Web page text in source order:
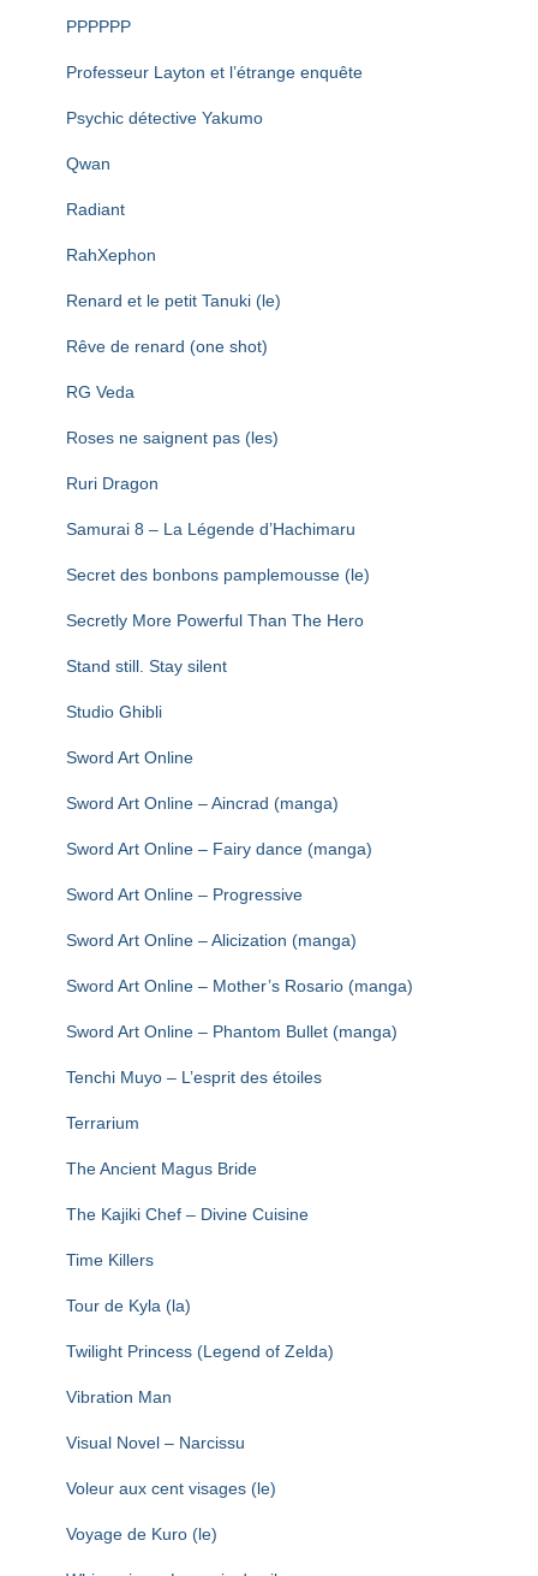
PPPPPP
Professeur Layton et l’étrange enquête
Psychic détective Yakumo
Qwan
Radiant
RahXephon
Renard et le petit Tanuki (le)
Rêve de renard (one shot)
RG Veda
Roses ne saignent pas (les)
Ruri Dragon
Samurai 8 – La Légende d’Hachimaru
Secret des bonbons pamplemousse (le)
Secretly More Powerful Than The Hero
Stand still. Stay silent
Studio Ghibli
Sword Art Online
Sword Art Online – Aincrad (manga)
Sword Art Online – Fairy dance (manga)
Sword Art Online – Progressive
Sword Art Online – Alicization (manga)
Sword Art Online – Mother’s Rosario (manga)
Sword Art Online – Phantom Bullet (manga)
Tenchi Muyo – L’esprit des étoiles
Terrarium
The Ancient Magus Bride
The Kajiki Chef – Divine Cuisine
Time Killers
Tour de Kyla (la)
Twilight Princess (Legend of Zelda)
Vibration Man
Visual Novel – Narcissu
Voleur aux cent visages (le)
Voyage de Kuro (le)